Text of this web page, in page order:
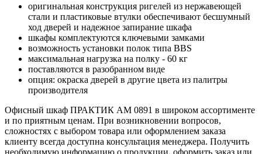
оригинальная конструкция ригелей из нержавеющей
стали и пластиковые втулки обеспечивают бесшумный
ход дверей и надежное запирание шкафа
шкафы комплектуются ключевыми замками
возможность установки полок типа BBS
максимальная нагрузка на полку - 60 кг
поставляются в разобранном виде
опция: окраска дверей в другие цвета из палитры
производителя
Офисный шкаф ПРАКТИК AM 0891 в широком ассортименте
и по приятным ценам. При возникновении вопросов,
сложностях с выбором товара или оформлением заказа
клиенту всегда доступна консультация менеджера. Получить
необходимую информацию о продукции, оформить заказ или